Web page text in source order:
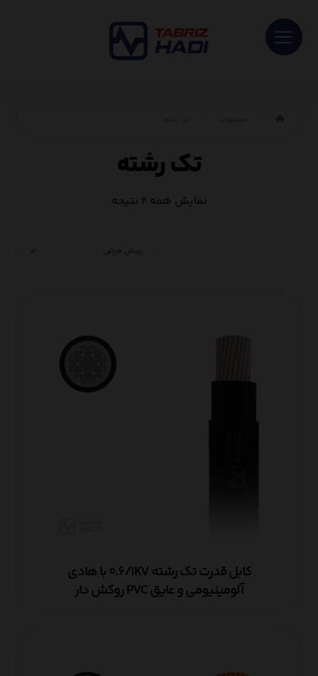
تک رشته
نمایش همه ۲ نتیجه
کابل قدرت تک رشته ۰.۶/۱KV با هادی
آلومینیومی و عایق PVC روکش دار